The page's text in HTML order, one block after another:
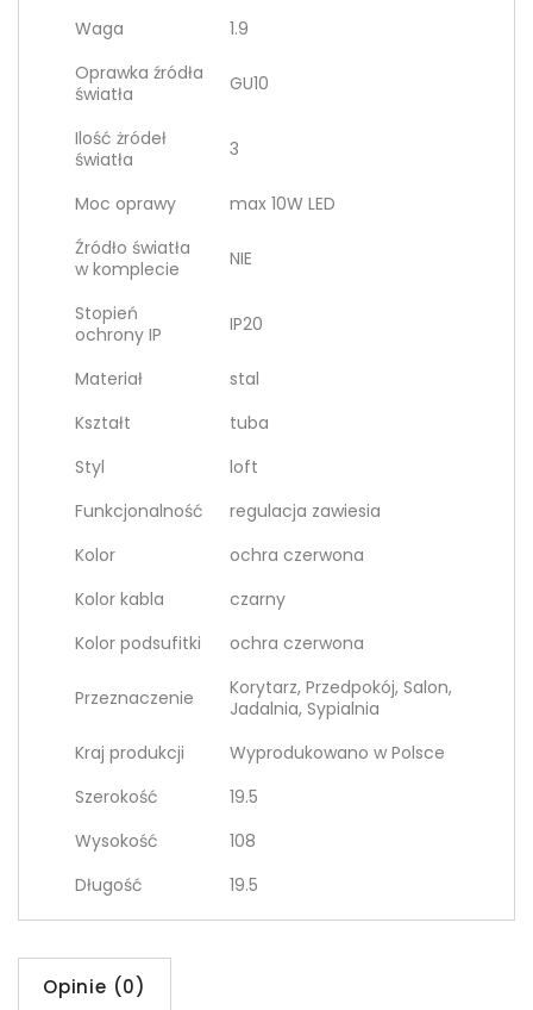
Waga
1.9
Oprawka źródła
światła
GU10
Ilość żródeł
światła
3
Moc oprawy
max 10W LED
Źródło światła
w komplecie
NIE
Stopień
ochrony IP
IP20
Materiał
stal
Kształt
tuba
Styl
loft
Funkcjonalność
regulacja zawiesia
Kolor
ochra czerwona
Kolor kabla
czarny
Kolor podsufitki
ochra czerwona
Przeznaczenie
Korytarz, Przedpokój, Salon,
Jadalnia, Sypialnia
Kraj produkcji
Wyprodukowano w Polsce
Szerokość
19.5
Wysokość
108
Długość
19.5
Opinie (0)